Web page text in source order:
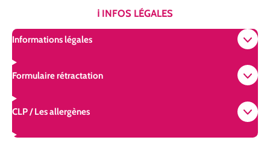
t
T
t
ℹ️ INFOS LÉGALES
Informations légales
Formulaire rétractation
CLP / Les allergènes